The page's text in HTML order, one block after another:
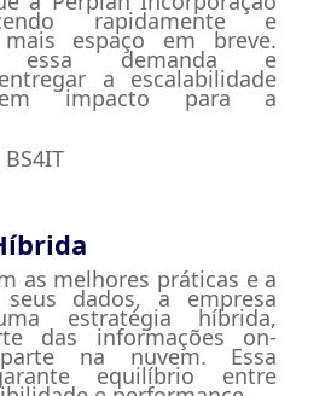
rapidamente e
espaço em breve.
essa demanda e
a escalabilidade
impacto para a
as melhores práticas e a
dados, a empresa
estratégia híbrida,
das informações on-
na nuvem. Essa
equilíbrio entre